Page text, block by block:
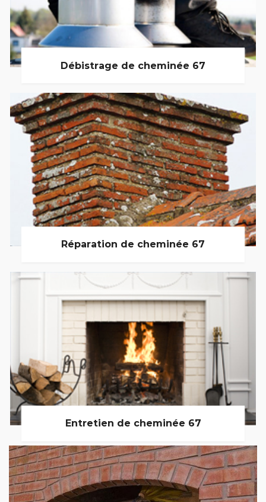
Débistrage de cheminée 67
Réparation de cheminée 67
Entretien de cheminée 67